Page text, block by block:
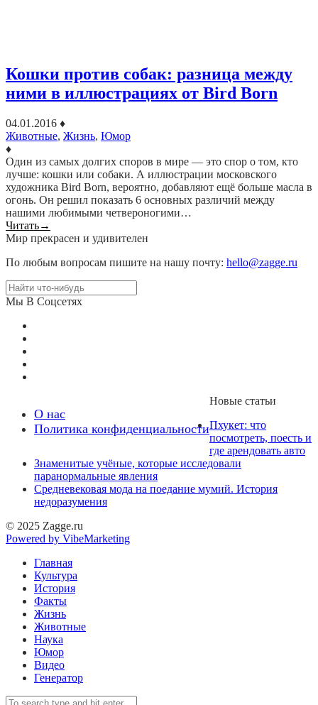
Кошки против собак: разница между
ними в иллюстрациях от Bird Born
04.01.2016 ♦
Животные, Жизнь, Юмор
♦
Один из самых долгих споров в мире — это спор о том, кто
лучше: кошки или собаки. А иллюстрации московского
художника Bird Born, вероятно, добавляют ещё больше масла в
огонь. Он решил показать 6 основных различий между
нашими любимыми четвероногими…
Читать→
Мир прекрасен и удивителен
По любым вопросам пишите на нашу почту: hello@zagge.ru
Мы В Соцсетях
О нас
Политика конфиденциальности
Новые статьи
Пхукет: что
посмотреть, поесть и
где арендовать авто
Знаменитые учёные, которые исследовали
паранормальные явления
Средневековая мода на поедание мумий. История
недоразумения
© 2025 Zagge.ru
Powered by VibeMarketing
Главная
Культура
История
Факты
Жизнь
Животные
Наука
Юмор
Видео
Генератор